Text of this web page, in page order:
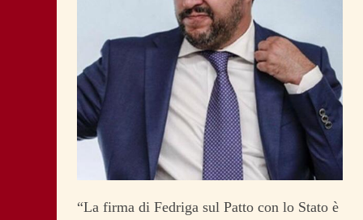
“La firma di Fedriga sul Patto con lo Stato è